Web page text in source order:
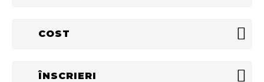
COST
ÎNSCRIERI